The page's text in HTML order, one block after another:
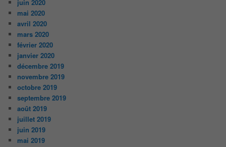
juin 2020
mai 2020
avril 2020
mars 2020
février 2020
janvier 2020
décembre 2019
novembre 2019
octobre 2019
septembre 2019
août 2019
juillet 2019
juin 2019
mai 2019